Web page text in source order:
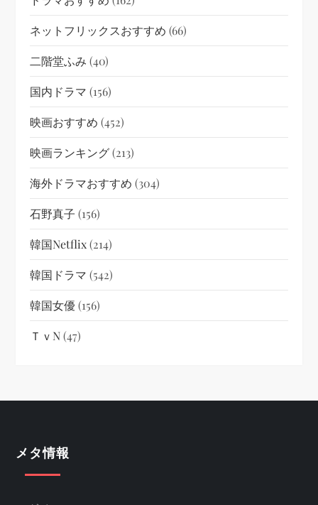
ネットフリックスおすすめ (66)
二階堂ふみ (40)
国内ドラマ (156)
映画おすすめ (452)
映画ランキング(213)
海外ドラマおすすめ (304)
石野真子 (156)
韓国netflix(214)
韓国ドラマ (542)
韓国女優(156)
ＴｖN(47)
メタ情報